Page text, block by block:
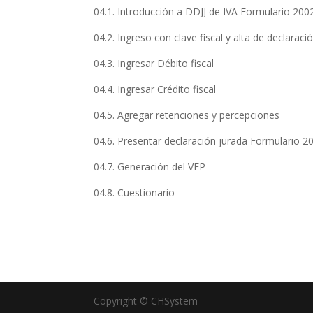
04.1. Introducción a DDJJ de IVA Formulario
04.2. Ingreso con clave fiscal y alta de
04.3. Ingresar Débito fiscal
04.4. Ingresar Crédito fiscal
04.5. Agregar retenciones y percepciones
04.6. Presentar declaración jurada Formulario
04.7. Generación del VEP
04.8. Cuestionario
Copyright © CHSystem